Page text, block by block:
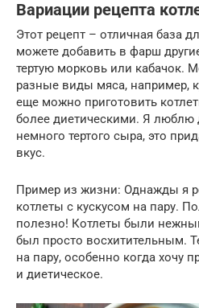
Вариации рецепта
Этот рецепт – отличная база
можете добавить в фарш
тертую морковь или кабачок.
разные виды мяса, например,
еще можно приготовить
более диетическими. Я люблю
немного тертого сыра, это
вкус.
Пример из жизни: Однажды я
котлеты с кускусом на пару.
полезно! Котлеты были
был просто восхитительным.
на пару, особенно когда хочу
и диетическое.